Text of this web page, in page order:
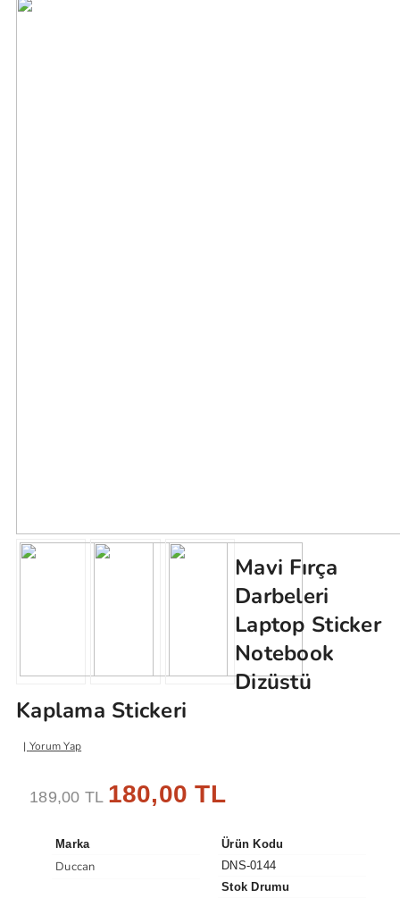
Mavi Fırça
Darbeleri
Laptop Sticker
Notebook
Dizüstü
Kaplama Stickeri
Yorum Yap
189,00 TL 180,00 TL
Marka
Duccan
Ürün Kodu
DNS-0144
Stok Drumu